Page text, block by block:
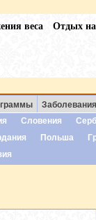
веса Отдых
Заболевания
Словения
Польша